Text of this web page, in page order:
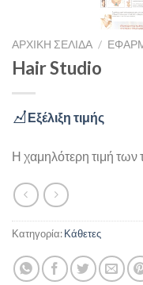
ΑΡΧΙΚΉ ΣΕΛΊΔΑ /
Hair Studio
Εξέλιξη τιμής
Η χαμηλότερη τιμή των
Κατηγορία:Κάθετες